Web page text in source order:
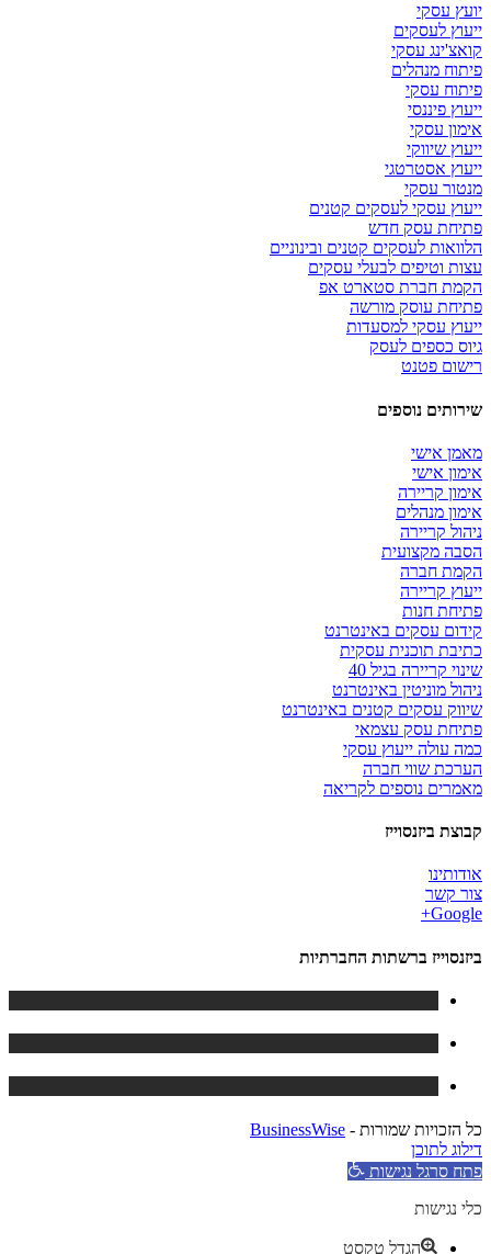
יועץ עסקי
ייעוץ לעסקים
קואצ'ינג עסקי
פיתוח מנהלים
פיתוח עסקי
ייעוץ פיננסי
אימון עסקי
ייעוץ שיווקי
ייעוץ אסטרטגי
מנטור עסקי
ייעוץ עסקי לעסקים קטנים
פתיחת עסק חדש
הלוואות לעסקים קטנים ובינוניים
עצות וטיפים לבעלי עסקים
הקמת חברת סטארט אפ
פתיחת עוסק מורשה
ייעוץ עסקי למסעדות
גיוס כספים לעסק
רישום פטנט
שירותים נוספים
מאמן אישי
אימון אישי
אימון קריירה
אימון מנהלים
ניהול קריירה
הסבה מקצועית
הקמת חברה
ייעוץ קריירה
פתיחת חנות
קידום עסקים באינטרנט
כתיבת תוכנית עסקית
שינוי קריירה בגיל 40
ניהול מוניטין באינטרנט
שיווק עסקים קטנים באינטרנט
פתיחת עסק עצמאי
כמה עולה ייעוץ עסקי
הערכת שווי חברה
מאמרים נוספים לקריאה
קבוצת ביזנסוייז
אודותינו
צור קשר
Google+
ביזנסוייז ברשתות החברתיות
כל הזכויות שמורות - BusinessWise
דילוג לתוכן
פתח סרגל נגישות
כלי נגישות
הגדל טקסט